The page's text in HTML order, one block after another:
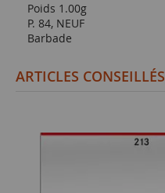
Poids 1.00g
P. 84, NEUF
Barbade
ARTICLES CONSEILLÉS